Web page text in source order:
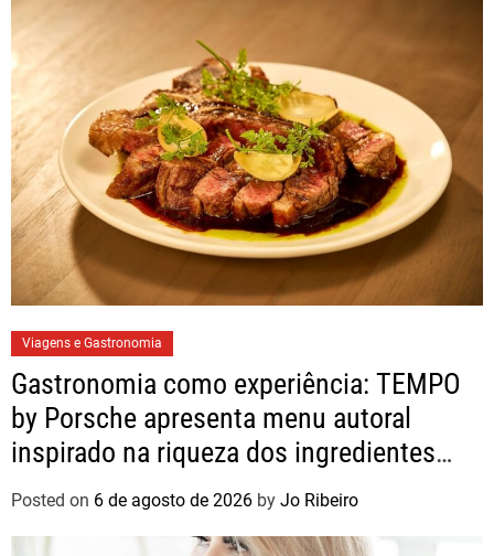
Viagens e Gastronomia
Gastronomia como experiência: TEMPO
by Porsche apresenta menu autoral
inspirado na riqueza dos ingredientes
brasileiros
Posted on 6 de agosto de 2026 by Jo Ribeiro